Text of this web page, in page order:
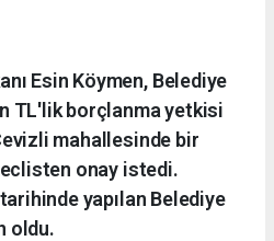
Esin Köymen, Belediye
TL'lik borçlanma yetkisi
mahallesinde bir
onay istedi.
yapılan Belediye
oldu.